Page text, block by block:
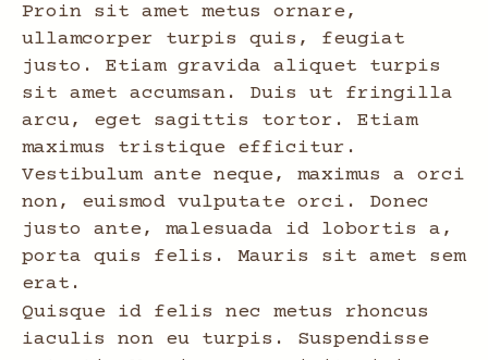
Proin sit amet metus ornare,
ullamcorper turpis quis, feugiat
justo. Etiam gravida aliquet turpis
sit amet accumsan. Duis ut fringilla
arcu, eget sagittis tortor. Etiam
maximus tristique efficitur.
Vestibulum ante neque, maximus a orci
non, euismod vulputate orci. Donec
justo ante, malesuada id lobortis a,
porta quis felis. Mauris sit amet sem
erat.
Quisque id felis nec metus rhoncus
iaculis non eu turpis. Suspendisse